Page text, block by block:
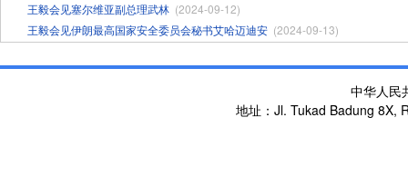
王毅会见塞尔维亚副总理武林 (2024-09-12)
王毅会见伊朗最高国家安全委员会秘书艾哈迈迪安 (2024-09-13)
中华人民
地址：Jl. Tukad Badung 8X,